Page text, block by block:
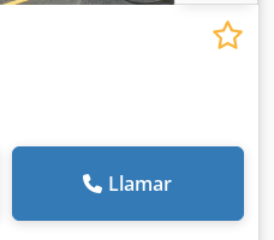
Llamar